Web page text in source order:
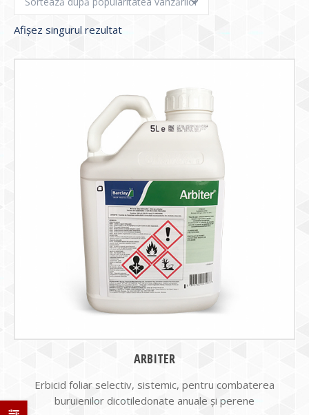
Afișez singurul rezultat
ARBITER
Erbicid foliar selectiv, sistemic, pentru combaterea
buruienilor dicotiledonate anuale şi perene